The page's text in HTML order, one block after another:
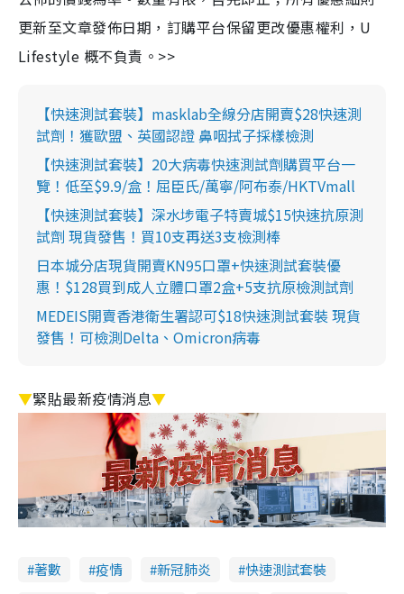
更新至文章發佈日期，訂購平台保留更改優惠權利，U
Lifestyle 概不負責。>>
【快速測試套裝】masklab全線分店開賣$28快速測
試劑！獲歐盟、英國認證 鼻咽拭子採樣檢測
【快速測試套裝】20大病毒快速測試劑購買平台一
覽！低至$9.9/盒！屈臣氏/萬寧/阿布泰/HKTVmall
【快速測試套裝】深水埗電子特賣城$15快速抗原測
試劑 現貨發售！買10支再送3支檢測棒
日本城分店現貨開賣KN95口罩+快速測試套裝優
惠！$128買到成人立體口罩2盒+5支抗原檢測試劑
MEDEIS開賣香港衛生署認可$18快速測試套裝 現貨
發售！可檢測Delta、Omicron病毒
▼緊貼最新疫情消息▼
著數 疫情 新冠肺炎
快速測試套裝